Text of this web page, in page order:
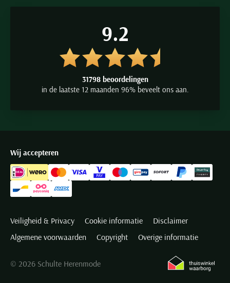
9.2
31798 beoordelingen
in de laatste 12 maanden 96% beveelt ons aan.
Wij accepteren
Veiligheid & Privacy Cookie informatie
Disclaimer
Algemene voorwaarden
Copyright Overige informatie
© 2026 Schulte Herenmode